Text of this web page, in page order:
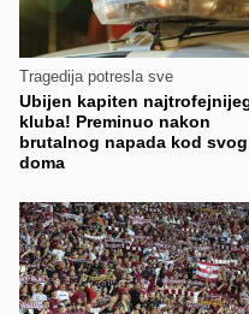
Tragedija potresla sve
Ubijen kapiten
kluba! Preminuo nakon
brutalnog napada kod svog
doma